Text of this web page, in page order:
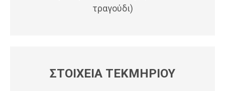
τραγούδι)
ΣΤΟΙΧΕΙΑ ΤΕΚΜΗΡΙΟΥ